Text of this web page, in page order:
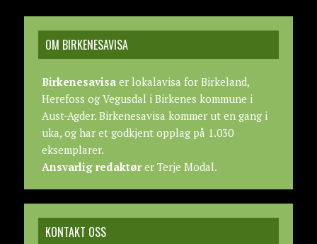
OM BIRKENESAVISA
Birkenesavisaer lokalavisa for Birkeland,
Herefoss og Vegusdal i Birkenes kommune i
Aust-Agder. Birkenesavisa kommer ut en gang i
uka, og har et godkjent opplag på 1.030
eksemplarer.
Ansvarlig redaktører Terje Modal.
KONTAKT OSS